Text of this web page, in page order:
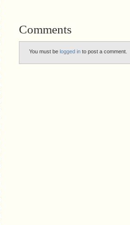
Comments
You must be logged in to post a comment.